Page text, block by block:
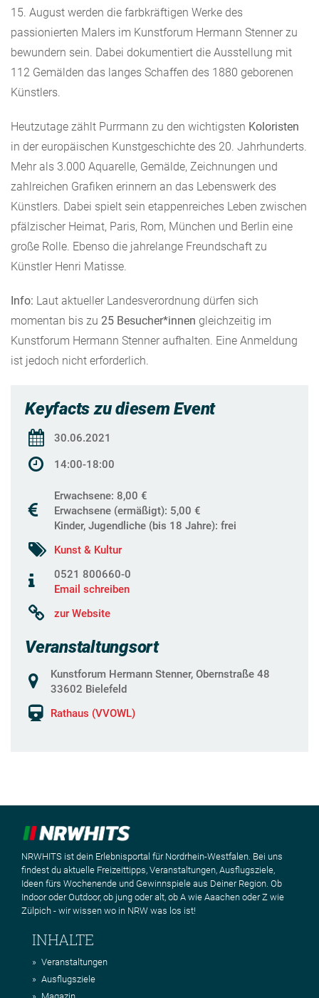
15. August werden die farbkräftigen Werke des
passionierten Malers im Kunstforum Hermann Stenner zu
bewundern sein. Dabei dokumentiert die Ausstellung mit
112 Gemälden das langes Schaffen des 1880 geborenen
Künstlers.
Heutzutage zählt Purrmann zu den wichtigsten Koloristen
in der europäischen Kunstgeschichte des 20. Jahrhunderts.
Mehr als 3.000 Aquarelle, Gemälde, Zeichnungen und
zahlreichen Grafiken erinnern an das Lebenswerk des
Künstlers. Dabei spielt sein etappenreiches Leben zwischen
pfälzischer Heimat, Paris, Rom, München und Berlin eine
große Rolle. Ebenso die jahrelange Freundschaft zu
Künstler Henri Matisse.
Info: Laut aktueller Landesverordnung dürfen sich
momentan bis zu 25 Besucher*innen gleichzeitig im
Kunstforum Hermann Stenner aufhalten. Eine Anmeldung
ist jedoch nicht erforderlich.
Keyfacts zu diesem Event
30.06.2021
14:00-18:00
Erwachsene: 8,00 €
Erwachsene (ermäßigt): 5,00 €
Kinder, Jugendliche (bis 18 Jahre): frei
Kunst & Kultur
0521 800660-0
Email schreiben
zur Website
Veranstaltungsort
Kunstforum Hermann Stenner, Obernstraße 48
33602 Bielefeld
Rathaus (VVOWL)
NRWHITS ist dein Erlebnisportal für Nordrhein-Westfalen. Bei uns
findest du aktuelle Freizeittipps, Veranstaltungen, Ausflugsziele,
Ideen fürs Wochenende und Gewinnspiele aus Deiner Region. Ob
Indoor oder Outdoor, ob jung oder alt, ob A wie Aaachen oder Z wie
Zülpich - wir wissen wo in NRW was los ist!
INHALTE
Veranstaltungen
Ausflugsziele
Magazin